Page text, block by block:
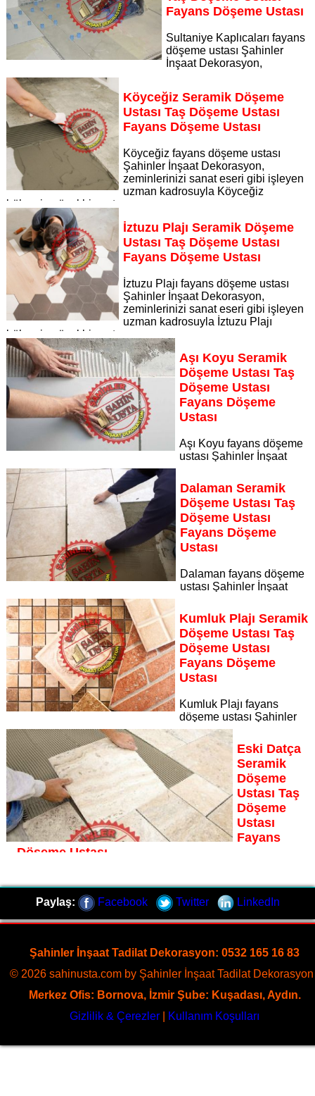
Sayfaya Git
Fayans Döşeme Ustası
Sultaniye Kaplıcaları fayans
döşeme ustası Şahinler
İnşaat Dekorasyon,
zeminlerinizi sanat eseri gibi işleyen uzman kadrosuyla
Sultaniye Kaplıcaları bölgesine özel hizmet sunuyor
Sayfaya Git
Köyceğiz Seramik Döşeme
Ustası Taş Döşeme Ustası
Fayans Döşeme Ustası
Köyceğiz fayans döşeme ustası
Şahinler İnşaat Dekorasyon,
zeminlerinizi sanat eseri gibi işleyen
uzman kadrosuyla Köyceğiz
bölgesine özel hizmet sunuyor
Sayfaya Git
İztuzu Plajı Seramik Döşeme
Ustası Taş Döşeme Ustası
Fayans Döşeme Ustası
İztuzu Plajı fayans döşeme ustası
Şahinler İnşaat Dekorasyon,
zeminlerinizi sanat eseri gibi işleyen
uzman kadrosuyla İztuzu Plajı
bölgesine özel hizmet sunuyor
Sayfaya Git
Aşı Koyu Seramik
Döşeme Ustası Taş
Döşeme Ustası
Fayans Döşeme
Ustası
Aşı Koyu fayans döşeme
ustası Şahinler İnşaat
Dekorasyon, zeminlerinizi sanat eseri gibi işleyen uzman
kadrosuyla Aşı Koyu bölgesine özel hizmet sunuyor
Sayfaya Git
Dalaman Seramik
Döşeme Ustası Taş
Döşeme Ustası
Fayans Döşeme
Ustası
Dalaman fayans döşeme
ustası Şahinler İnşaat
Dekorasyon, zeminlerinizi sanat eseri gibi işleyen uzman
kadrosuyla Dalaman bölgesine özel hizmet sunuyor
Sayfaya Git
Kumluk Plajı Seramik
Döşeme Ustası Taş
Döşeme Ustası
Fayans Döşeme
Ustası
Kumluk Plajı fayans
döşeme ustası Şahinler
İnşaat Dekorasyon, zeminlerinizi sanat eseri gibi işleyen
uzman kadrosuyla Kumluk Plajı bölgesine özel hizmet
sunuyor
Sayfaya Git
Eski Datça
Seramik
Döşeme
Ustası Taş
Döşeme
Ustası
Fayans
Döşeme Ustası
Dekorasyon, zeminlerinizi sanat eseri gibi işleyen uzman
kadrosuyla Eski Datça bölgesine özel hizmet sunuyor
Sayfaya Git
Paylaş: Facebook Twitter LinkedIn
Şahinler İnşaat Tadilat Dekorasyon: 0532 165 16 83
© 2026 sahinusta.com by Şahinler İnşaat Tadilat
Merkez Ofis: Bornova, İzmir Şube: Kuşadası, Aydın.
Gizlilik & Çerezler
Kullanım Koşulları